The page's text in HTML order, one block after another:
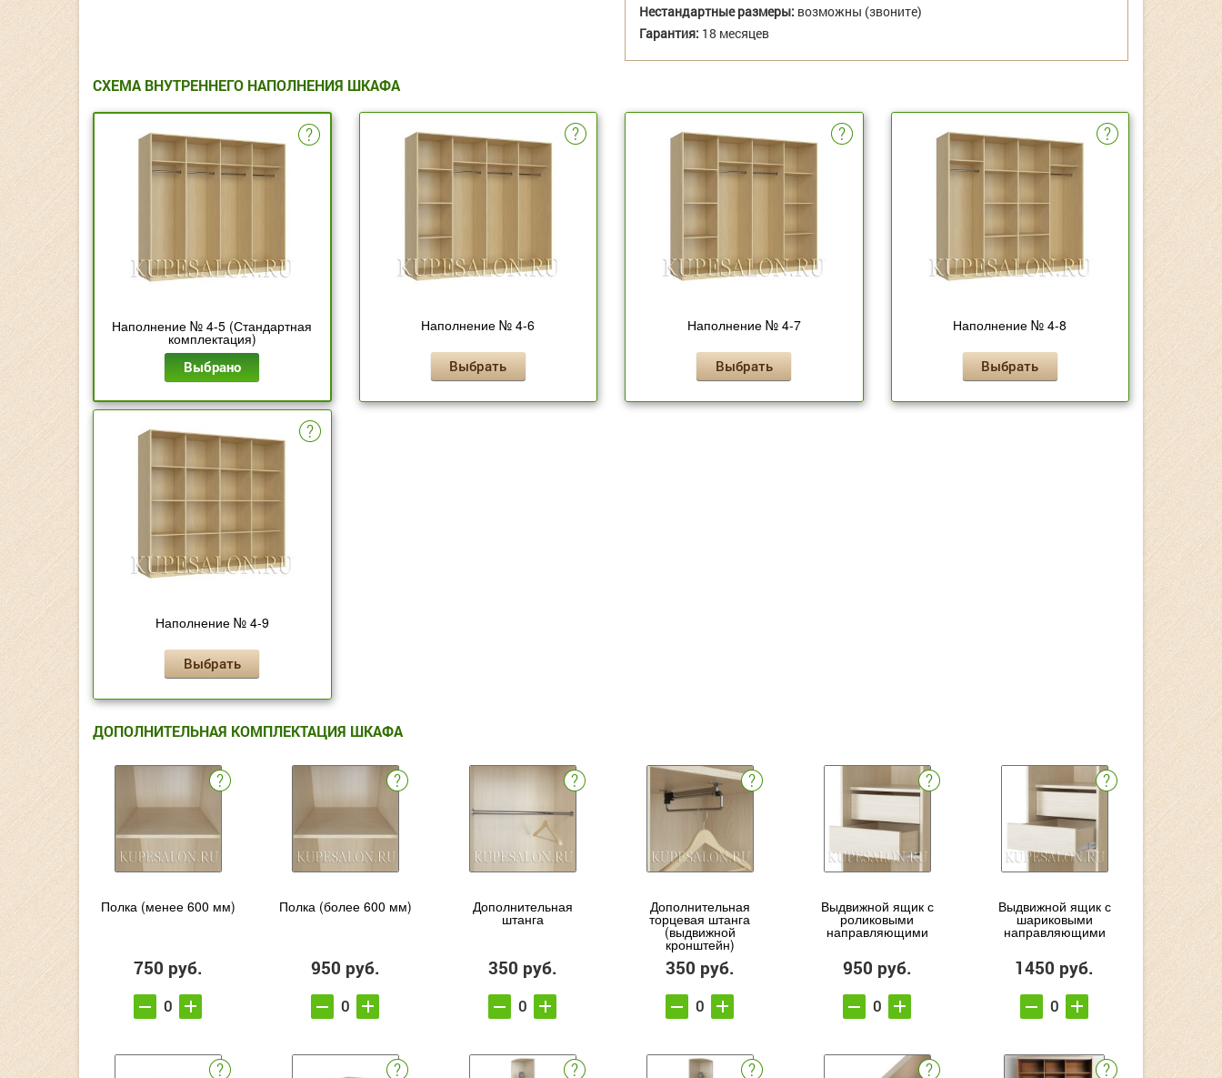
Нестандартные размеры: возможны (звоните)
Гарантия: 18 месяцев
СХЕМА ВНУТРЕННЕГО НАПОЛНЕНИЯ ШКАФА
Наполнение № 4-5 (Стандартная
комплектация)
Выбрано
Наполнение № 4-6
Выбрать
Наполнение № 4-7
Выбрать
Наполнение № 4-8
Выбрать
Наполнение № 4-9
Выбрать
ДОПОЛНИТЕЛЬНАЯ КОМПЛЕКТАЦИЯ ШКАФА
Полка (менее 600 мм)
750 руб.
Полка (более 600 мм)
950 руб.
Дополнительная
штанга
350 руб.
Дополнительная
торцевая штанга
(выдвижной
кронштейн)
350 руб.
Выдвижной ящик с
роликовыми
направляющими
950 руб.
Выдвижной ящик с
шариковыми
направляющими
1450 руб.